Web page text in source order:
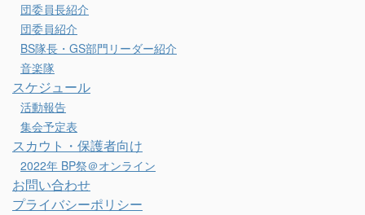
団委員長紹介
団委員紹介
BS隊長・GS部門リーダー紹介
音楽隊
スケジュール
活動報告
集会予定表
スカウト・保護者向け
2022年 BP祭＠オンライン
お問い合わせ
プライバシーポリシー